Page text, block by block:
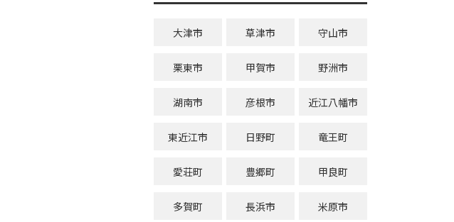
大津市 草津市 守山市
栗東市 甲賀市 野洲市
湖南市 彦根市 近江八幡市
東近江市 日野町 竜王町
愛荘町 豊郷町 甲良町
多賀町 長浜市 米原市